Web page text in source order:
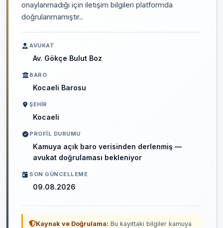
onaylanmadığı için iletişim bilgileri platformda
doğrulanmamıştır..
AVUKAT
Av. Gökçe Bulut Boz
BARO
Kocaeli Barosu
ŞEHIR
Kocaeli
PROFIL DURUMU
Kamuya açık baro verisinden derlenmiş —
avukat doğrulaması bekleniyor
SON GÜNCELLEME
09.08.2026
Kaynak ve Doğrulama: Bu kayıttaki bilgiler kamuya